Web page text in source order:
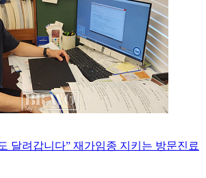
달려갑니다” 재가임종 지키는 방문진료